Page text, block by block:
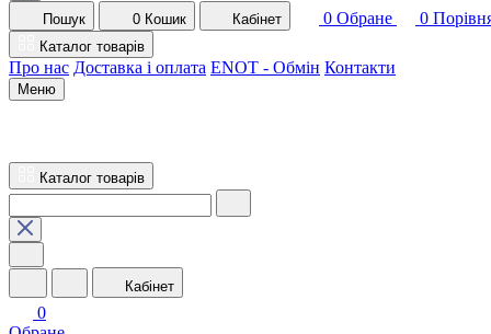
Пошук 0 Кошик Кабінет 0 Обране 0
Каталог товарів
Про нас Доставка і оплата ENOT - Обмін Контакти
Меню
Каталог товарів
Кабінет
0